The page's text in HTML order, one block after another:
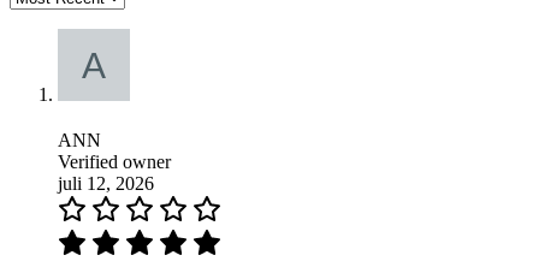
ANN
Verified owner
juli 12, 2026